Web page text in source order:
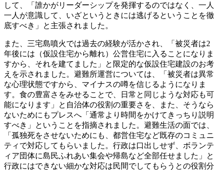
して、「誰かがリーダーシップを発揮するのではなく、一人
一人が意識して、いざというときには逃げるということを徹
底すべき」と主張されました。
また、三宅島噴火では過去の経験が活かされ、「被災者は2
年後には（仮設住宅から離れ）公営住宅に入ることになりま
すから、それを建てました」と限定的な仮設住宅建設のお考
えを示されました。避難所運営については、「被災者は異常
な心理状態ですから、マイナスの噂を信じるようになりま
す。食の豊富さをみせることで、日常と同じような対応も可
能になります」と自治体の役割の重要さを、また、そうなら
ないためにもプレスへ「通常より時間をかけてきっちり説明
すべき」ということを指摘されました。避難生活の面では、
「孤独死をさせないためにも、都営住宅など既存のコミュニ
ティで対応してもらいました。行政は口出しせず、ボランテ
ィア団体に島民ふれあい集会や帰島など全部任せました」と
行政にはできない細かな対応は民間でしてもらうとの役割分